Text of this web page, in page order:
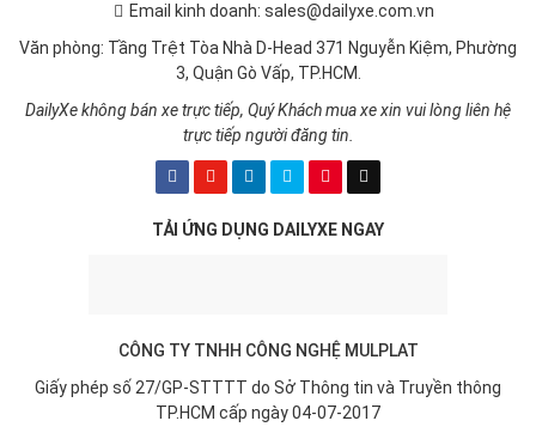
Email hỗ trợ: hotro@dailyxe.com.vn
Email kinh doanh: sales@dailyxe.com.vn
Văn phòng: Tầng Trệt Tòa Nhà D-Head 371 Nguyễn Kiệm, Phường
3, Quận Gò Vấp, TP.HCM.
DailyXe không bán xe trực tiếp, Quý Khách mua xe xin vui lòng liên hệ
trực tiếp người đăng tin.
CÔNG TY TNHH CÔNG NGHỆ MULPLAT